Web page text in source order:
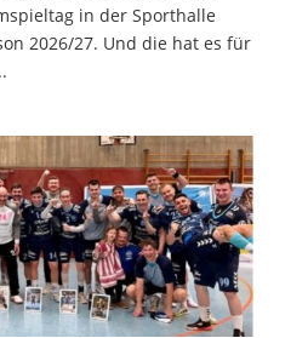
in der Sporthalle
2026/27. Und die hat es für